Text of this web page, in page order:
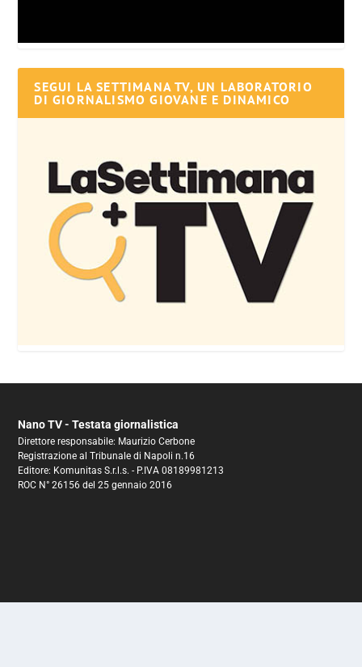
SEGUI LA SETTIMANA TV, UN LABORATORIO
DI GIORNALISMO GIOVANE E DINAMICO
Nano TV - Testata giornalistica
Direttore responsabile: Maurizio Cerbone
Registrazione al Tribunale di Napoli n.16
Editore: Komunitas S.r.l.s. - P.IVA 08189981213
ROC N° 26156 del 25 gennaio 2016